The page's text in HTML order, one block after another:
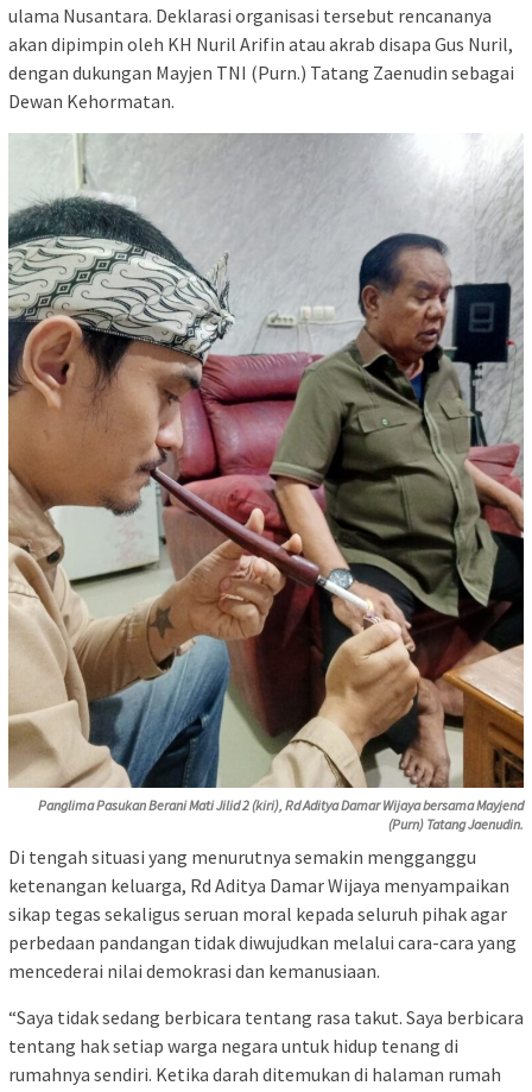
ulama Nusantara. Deklarasi organisasi tersebut rencananya
akan dipimpin oleh KH Nuril Arifin atau akrab disapa Gus Nuril,
dengan dukungan Mayjen TNI (Purn.) Tatang Zaenudin sebagai
Dewan Kehormatan.
Panglima Pasukan Berani Mati Jilid 2 (kiri), Rd Aditya Damar Wijaya bersama Mayjend
(Purn) Tatang Jaenudin.
Di tengah situasi yang menurutnya semakin mengganggu
ketenangan keluarga, Rd Aditya Damar Wijaya menyampaikan
sikap tegas sekaligus seruan moral kepada seluruh pihak agar
perbedaan pandangan tidak diwujudkan melalui cara-cara yang
mencederai nilai demokrasi dan kemanusiaan.
“Saya tidak sedang berbicara tentang rasa takut. Saya berbicara
tentang hak setiap warga negara untuk hidup tenang di
rumahnya sendiri. Ketika darah ditemukan di halaman rumah